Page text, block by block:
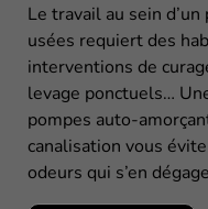
Le travail au sein
usées requiert des
interventions de
levage ponctuels…
pompes auto-
canalisation vous
odeurs qui s’en